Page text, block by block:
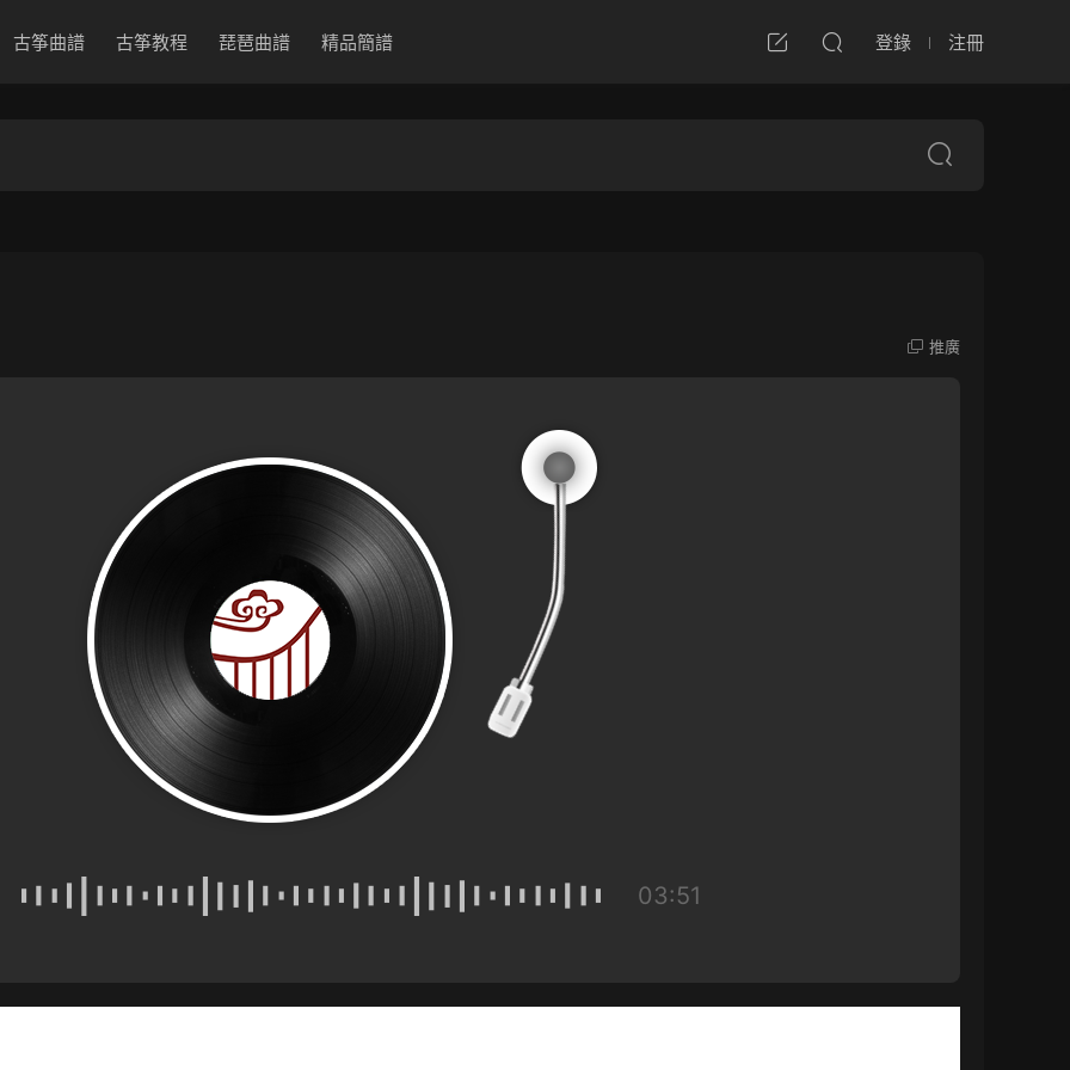
古筝曲譜 古筝教程 琵琶曲譜 精品簡譜 登錄 注冊
推廣
03:51